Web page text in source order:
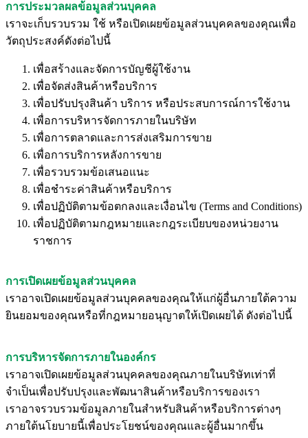
การประมวลผลข้อมูลส่วนบุคคล
เราจะเก็บรวบรวม ใช้ หรือเปิดเผยข้อมูลส่วนบุคคลของคุณเพื่อ
วัตถุประสงค์ดังต่อไปนี้
เพื่อสร้างและจัดการบัญชีผู้ใช้งาน
เพื่อจัดส่งสินค้าหรือบริการ
เพื่อปรับปรุงสินค้า บริการ หรือประสบการณ์การใช้งาน
เพื่อการบริหารจัดการภายในบริษัท
เพื่อการตลาดและการส่งเสริมการขาย
เพื่อการบริการหลังการขาย
เพื่อรวบรวมข้อเสนอแนะ
เพื่อชำระค่าสินค้าหรือบริการ
เพื่อปฏิบัติตามข้อตกลงและเงื่อนไข (Terms and Conditions)
เพื่อปฏิบัติตามกฎหมายและกฎระเบียบของหน่วยงาน
ราชการ
การเปิดเผยข้อมูลส่วนบุคคล
เราอาจเปิดเผยข้อมูลส่วนบุคคลของคุณให้แก่ผู้อื่นภายใต้ความ
ยินยอมของคุณหรือที่กฎหมายอนุญาตให้เปิดเผยได้ ดังต่อไปนี้
การบริหารจัดการภายในองค์กร
เราอาจเปิดเผยข้อมูลส่วนบุคคลของคุณภายในบริษัทเท่าที่
จำเป็นเพื่อปรับปรุงและพัฒนาสินค้าหรือบริการของเรา
เราอาจรวบรวมข้อมูลภายในสำหรับสินค้าหรือบริการต่างๆ
ภายใต้นโยบายนี้เพื่อประโยชน์ของคุณและผู้อื่นมากขึ้น